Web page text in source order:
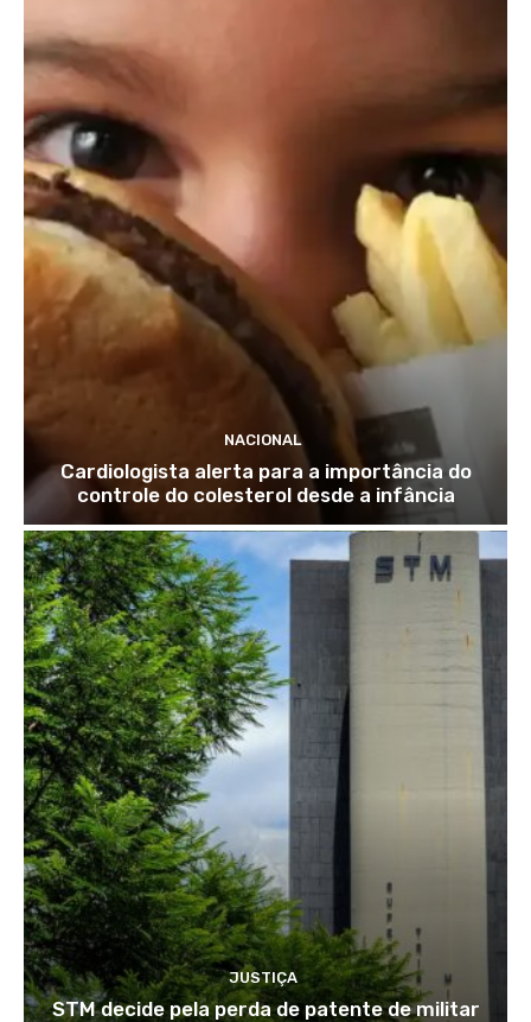
NACIONAL
Cardiologista alerta para a importância do
controle do colesterol desde a infância
JUSTIÇA
STM decide pela perda de patente de militar